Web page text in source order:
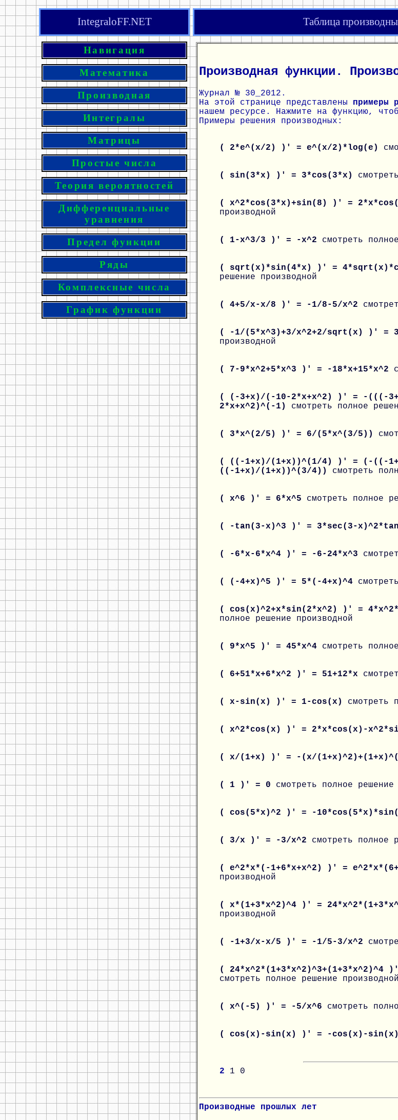
IntegraloFF.NET Таблица
Навигация
Математика
Производная
Интегралы
Матрицы
Простые числа
Теория вероятностей
Дифференциальные
уравнения
Предел функции
Ряды
Комплексные числа
График функции
Производная функции.
Журнал № 30_2012.
На этой странице представлены примеры
нашем ресурсе. Нажмите на функцию,
Примеры решения производных:
( 2*e^(x/2) )' = e^(x/2)*log(e)
( sin(3*x) )' = 3*cos(3*x)
( x^2*cos(3*x)+sin(8) )' =
производной
( 1-x^3/3 )' = -x^2 смотреть
( sqrt(x)*sin(4*x) )' =
решение производной
( 4+5/x-x/8 )' = -1/8-5/x^2
( -1/(5*x^3)+3/x^2+2/sqrt(x) )' =
производной
( 7-9*x^2+5*x^3 )' = -18*x+15*x^2
( (-3+x)/(-10-2*x+x^2) )' = -(((-
2*x+x^2)^(-1) смотреть полное
( 3*x^(2/5) )' = 6/(5*x^(3/5))
( ((-1+x)/(1+x))^(1/4) )' = (-((-
((-1+x)/(1+x))^(3/4)) смотреть
( x^6 )' = 6*x^5 смотреть полное
( -tan(3-x)^3 )' = 3*sec(3-
( -6*x-6*x^4 )' = -6-24*x^3
( (-4+x)^5 )' = 5*(-4+x)^4
( cos(x)^2+x*sin(2*x^2) )' =
полное решение производной
( 9*x^5 )' = 45*x^4 смотреть
( 6+51*x+6*x^2 )' = 51+12*x
( x-sin(x) )' = 1-cos(x) смотреть
( x^2*cos(x) )' = 2*x*cos(x)-
( x/(1+x) )' = -(x/
( 1 )' = 0 смотреть полное решение
( cos(5*x)^2 )' = -
( 3/x )' = -3/x^2 смотреть полное
( e^2*x*(-1+6*x+x^2) )' =
производной
( x*(1+3*x^2)^4 )' =
производной
( -1+3/x-x/5 )' = -1/5-3/x^2
( 24*x^2*(1+3*x^2)^3+(1+3*x^2)^4
смотреть полное решение производной
( x^(-5) )' = -5/x^6 смотреть
( cos(x)-sin(x) )' = -cos(x)-
2 1 0
Производные прошлых лет